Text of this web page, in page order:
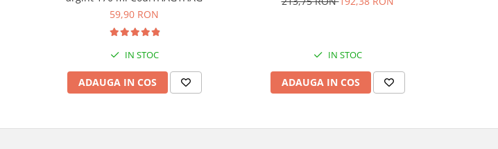
59,90 RON
IN STOC
ADAUGA IN COS
IN STOC
ADAUGA IN COS